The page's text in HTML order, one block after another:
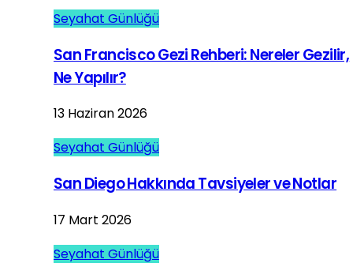
Seyahat Günlüğü
San Francisco Gezi Rehberi: Nereler Gezilir,
Ne Yapılır?
13 Haziran 2026
Seyahat Günlüğü
San Diego Hakkında Tavsiyeler ve Notlar
17 Mart 2026
Seyahat Günlüğü